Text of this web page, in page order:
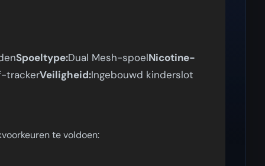
Spoeltype:Dual Mesh-spoelNicotine-
trackerVeiligheid:Ingebouwd kinderslot
te voldoen: